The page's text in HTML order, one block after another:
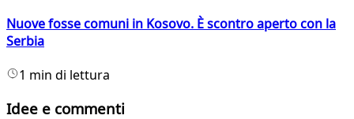
Nuove fosse comuni in Kosovo. È scontro aperto con la
Serbia
1 min di lettura
Idee e commenti